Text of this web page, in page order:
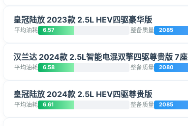
皇冠陆放 2023款 2.5L HEV四驱豪华版
平均油耗 6.57 整备质量 2085
汉兰达 2024款 2.5L智能电混双擎四驱尊贵版 7座
平均油耗 6.58 整备质量 2080
皇冠陆放 2024款 2.5L HEV四驱尊贵版
平均油耗 6.61 整备质量 2085